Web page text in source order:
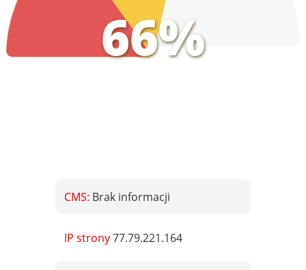
66%
CMS: Brak informacji
IP strony77.79.221.164